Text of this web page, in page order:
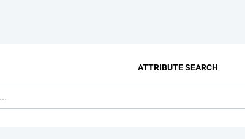
ATTRIBUTE SEARCH